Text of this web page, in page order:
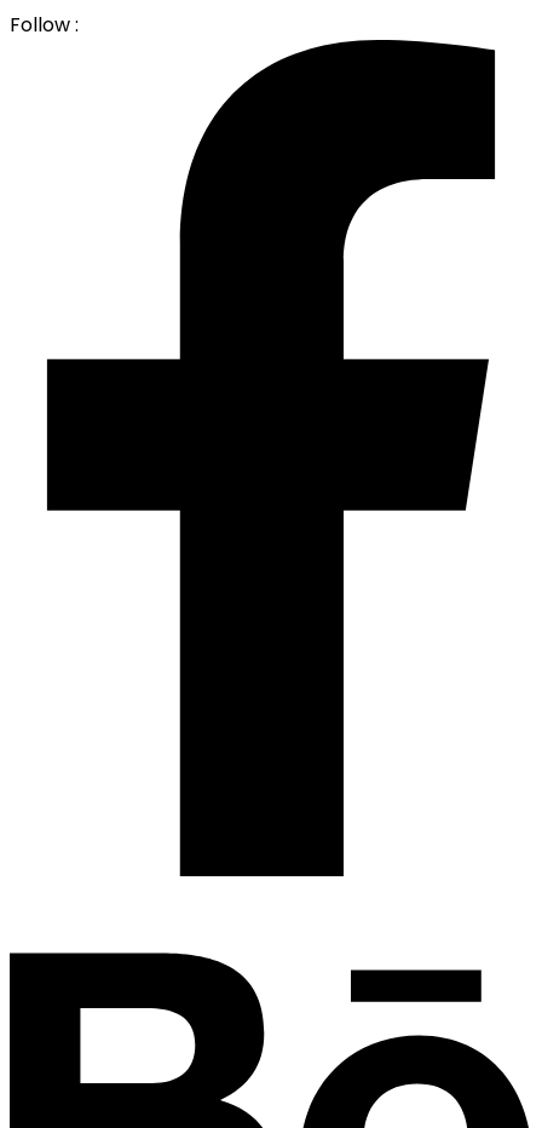
Follow :